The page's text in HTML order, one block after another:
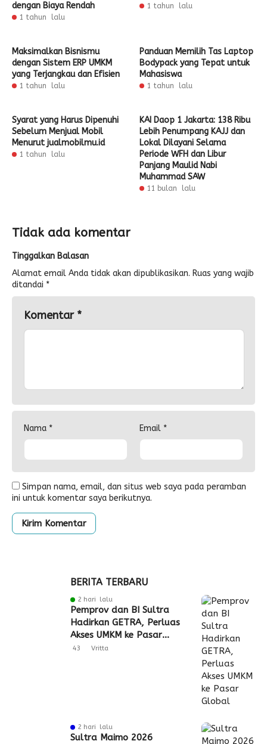
dengan Biaya Rendah
1 tahun lalu
1 tahun lalu
Maksimalkan Bisnismu
dengan Sistem ERP UMKM
yang Terjangkau dan Efisien
1 tahun lalu
Panduan Memilih Tas Laptop
Bodypack yang Tepat untuk
Mahasiswa
1 tahun lalu
Syarat yang Harus Dipenuhi
Sebelum Menjual Mobil
Menurut jualmobilmu.id
1 tahun lalu
KAI Daop 1 Jakarta: 138 Ribu
Lebih Penumpang KAJJ dan
Lokal Dilayani Selama
Periode WFH dan Libur
Panjang Maulid Nabi
Muhammad SAW
11 bulan lalu
Tidak ada komentar
Tinggalkan Balasan
Alamat email Anda tidak akan dipublikasikan. Ruas yang wajib
ditandai *
Komentar *
Nama * Email *
Simpan nama, email, dan situs web saya pada peramban
ini untuk komentar saya berikutnya.
BERITA TERBARU
2 hari lalu
Pemprov dan BI Sultra
Hadirkan GETRA, Perluas
Akses UMKM ke Pasar
Global
43 Vritta
2 hari lalu
Sultra Maimo 2026